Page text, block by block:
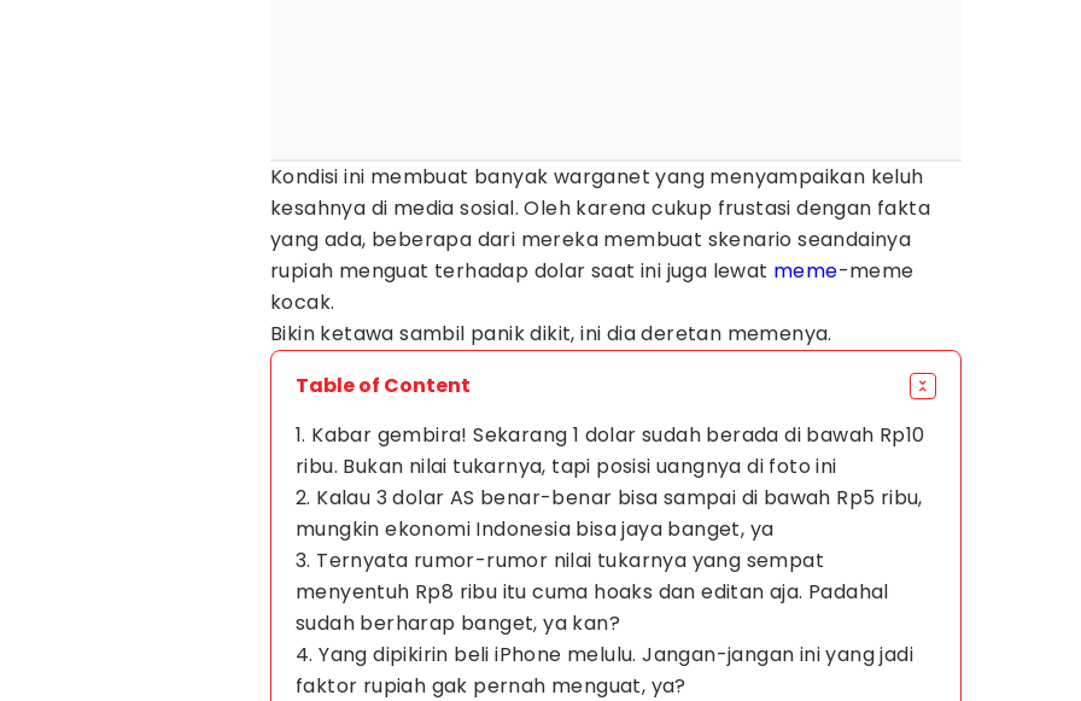
Kondisi ini membuat banyak warganet yang menyampaikan keluh
kesahnya di media sosial. Oleh karena cukup frustasi dengan fakta
yang ada, beberapa dari mereka membuat skenario seandainya
rupiah menguat terhadap dolar saat ini juga lewat meme-meme
kocak.
Bikin ketawa sambil panik dikit, ini dia deretan memenya.
Table of Content
1. Kabar gembira! Sekarang 1 dolar sudah berada di bawah Rp10
ribu. Bukan nilai tukarnya, tapi posisi uangnya di foto ini
2. Kalau 3 dolar AS benar-benar bisa sampai di bawah Rp5 ribu,
mungkin ekonomi Indonesia bisa jaya banget, ya
3. Ternyata rumor-rumor nilai tukarnya yang sempat
menyentuh Rp8 ribu itu cuma hoaks dan editan aja. Padahal
sudah berharap banget, ya kan?
4. Yang dipikirin beli iPhone melulu. Jangan-jangan ini yang jadi
faktor rupiah gak pernah menguat, ya?